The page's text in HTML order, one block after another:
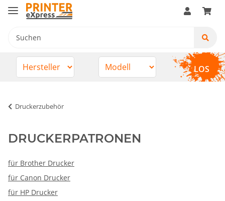
LOS
Druckerzubehör
DRUCKERPATRONEN
für Brother Drucker
für Canon Drucker
für HP Drucker